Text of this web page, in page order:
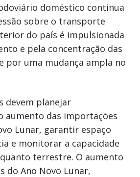
doméstico continua
sobre o transporte
do país é impulsionada
e pela concentração das
por uma mudança ampla no
devem planejar
aumento das importações
Lunar, garantir espaço
e monitorar a capacidade
terrestre. O aumento
do Ano Novo Lunar,